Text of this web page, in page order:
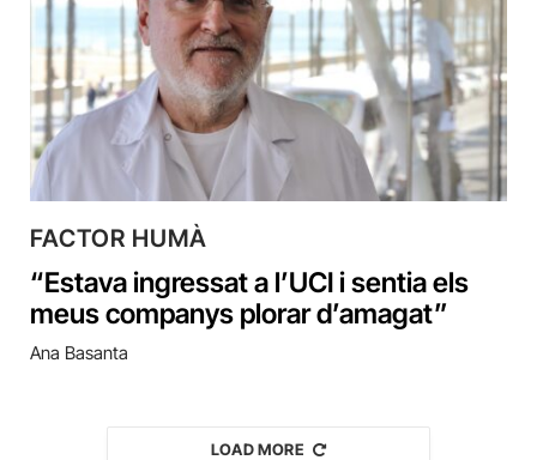
FACTOR HUMÀ
“Estava ingressat a l’UCI i sentia els
meus companys plorar d’amagat”
Ana Basanta
LOAD MORE